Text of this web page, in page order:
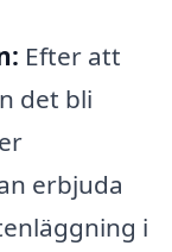
Efter att
det bli
erbjuda
i